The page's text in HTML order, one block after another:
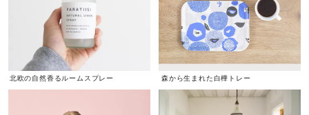
北欧の自然香るルームスプレー 森から生まれた白樺トレー